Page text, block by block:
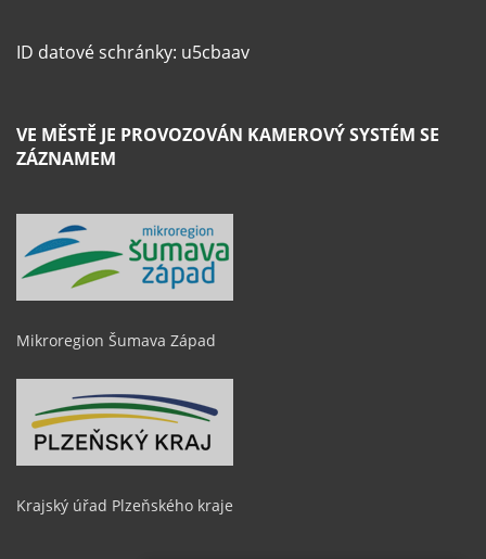
ID datové schránky: u5cbaav
VE MĚSTĚ JE PROVOZOVÁN KAMEROVÝ SYSTÉM SE
ZÁZNAMEM
Mikroregion Šumava Západ
Krajský úřad Plzeňského kraje